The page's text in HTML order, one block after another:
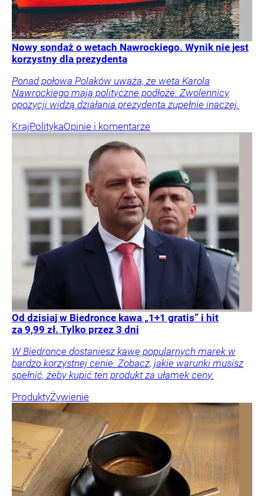
Nowy sondaż o wetach Nawrockiego. Wynik nie jest
korzystny dla prezydenta
Ponad połowa Polaków uważa, że weta Karola
Nawrockiego mają polityczne podłoże. Zwolennicy
opozycji widzą działania prezydenta zupełnie inaczej.
KrajPolitykaOpinie i komentarze
Od dzisiaj w Biedronce kawa „1+1 gratis” i hit
za 9,99 zł. Tylko przez 3 dni
W Biedronce dostaniesz kawę popularnych marek w
bardzo korzystnej cenie. Zobacz, jakie warunki musisz
spełnić, żeby kupić ten produkt za ułamek ceny.
ProduktyŻywienie